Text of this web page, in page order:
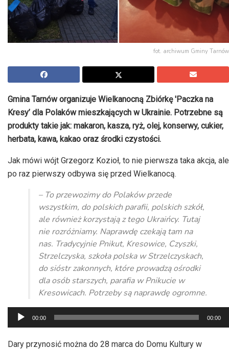
fot. archiwum Gminy Tarnów
Gmina Tarnów organizuje Wielkanocną Zbiórkę 'Paczka na
Kresy’ dla Polaków mieszkających w Ukrainie. Potrzebne są
produkty takie jak: makaron, kasza, ryż, olej, konserwy, cukier,
herbata, kawa, kakao oraz środki czystości.
Jak mówi wójt Grzegorz Kozioł, to nie pierwsza taka akcja, ale
po raz pierwszy odbywa się przed Wielkanocą.
– To przewozimy do Polaków przede
wszystkim, do polskich parafii, polskich szkół,
ale również korzystają z tego Ukraińcy. Tutaj
nie rozróżniamy. Naprawdę czekają tam na
nas. Tradycyjnie Pnikut, Kresowice, Czyszki,
Strzelczyska, szkoła polska w Strzelczyskach,
do sióstr zakonnych, które prowadzą ośrodki
dla osób starszych, parafia w Pnikucie w
Kresowicach. Potrzeby są naprawdę ogromne.
Odtwarzacz
plików
dźwiękowych
00:00 00:00
Dary przynosić można do 28 marca do Domu Kultury w